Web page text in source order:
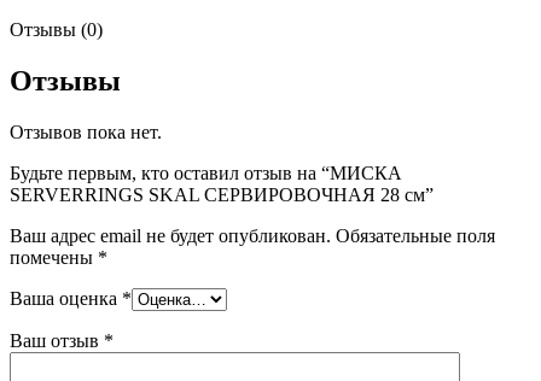
Отзывы (0)
Отзывы
Отзывов пока нет.
Будьте первым, кто оставил отзыв на “МИСКА
SERVERRINGS SKAL СЕРВИРОВОЧНАЯ 28 см”
Ваш адрес email не будет опубликован. Обязательные поля
помечены *
Ваша оценка *
Ваш отзыв *